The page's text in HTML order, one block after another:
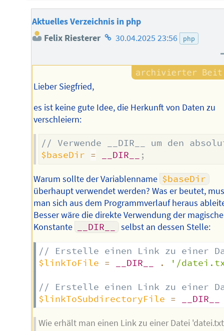
Aktuelles Verzeichnis in php
Felix Riesterer Homepage
Autors
30.04.2025 23:56 php
Lieber Siegfried,
es ist keine gute Idee, die Herkunft von Daten zu
verschleiern:
// Verwende __DIR__ um den
$baseDir = __DIR__ ;
Warum sollte der Variablenname $baseDir
überhaupt verwendet werden? Was er beutet,
man sich aus dem Programmverlauf heraus
Besser wäre die direkte Verwendung der
Konstante
__DIR__ selbst an dessen Stelle:
// Erstelle einen Link zu einer
$linkToFile = __DIR__ . '/
// Erstelle einen Link zu einer
$linkToSubdirectoryFile = __DIR__
Wie erhält man einen Link zu einer Datei